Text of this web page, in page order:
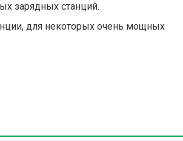
зарядных станций.
для некоторых очень мощных